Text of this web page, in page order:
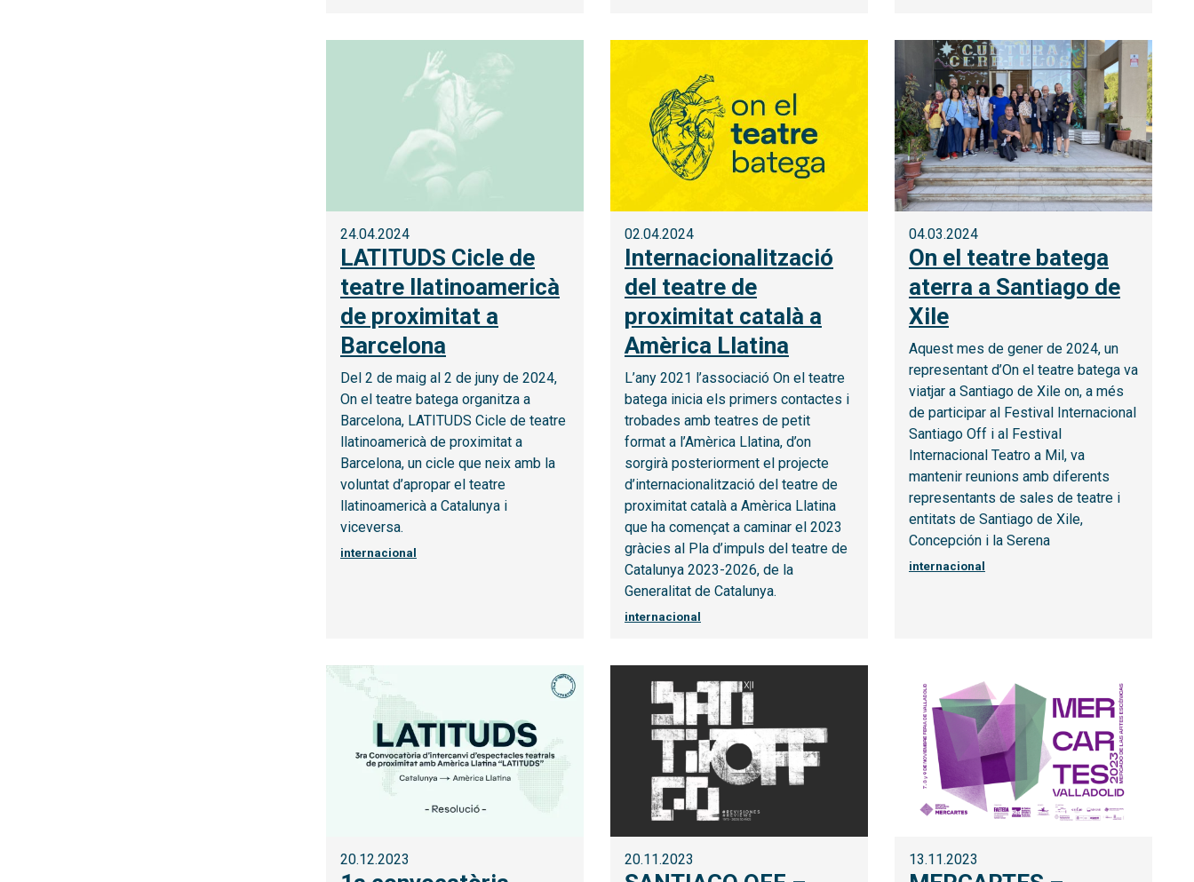
24.04.2024
LATITUDS Cicle de
teatre llatinoamericà
de proximitat a
Barcelona
Del 2 de maig al 2 de juny de 2024,
On el teatre batega organitza a
Barcelona, LATITUDS Cicle de teatre
llatinoamericà de proximitat a
Barcelona, un cicle que neix amb la
voluntat d’apropar el teatre
llatinoamericà a Catalunya i
viceversa.
internacional
02.04.2024
Internacionalització
del teatre de
proximitat català a
Amèrica Llatina
L’any 2021 l’associació On el teatre
batega inicia els primers contactes i
trobades amb teatres de petit
format a l’Amèrica Llatina, d’on
sorgirà posteriorment el projecte
d’internacionalització del teatre de
proximitat català a Amèrica Llatina
que ha començat a caminar el 2023
gràcies al Pla d’impuls del teatre de
Catalunya 2023-2026, de la
Generalitat de Catalunya.
internacional
04.03.2024
On el teatre batega
aterra a Santiago de
Xile
Aquest mes de gener de 2024, un
representant d’On el teatre batega va
viatjar a Santiago de Xile on, a més
de participar al Festival Internacional
Santiago Off i al Festival
Internacional Teatro a Mil, va
mantenir reunions amb diferents
representants de sales de teatre i
entitats de Santiago de Xile,
Concepción i la Serena
internacional
20.12.2023 20.11.2023 13.11.2023